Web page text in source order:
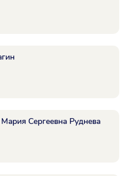
Сергеевна Руднева